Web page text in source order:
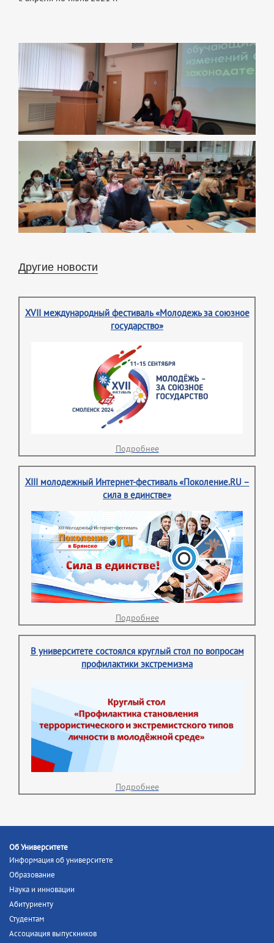
Другие новости
XVII международный фестиваль «Молодежь за союзное
государство»
Подробнее
XIII молодежный Интернет-фестиваль «Поколение.RU –
сила в единстве»
Подробнее
В университете состоялся круглый стол по вопросам
профилактики экстремизма
Подробнее
Об Университете
Информация об университете
Образование
Наука и инновации
Абитуриенту
Студентам
Ассоциация выпускников